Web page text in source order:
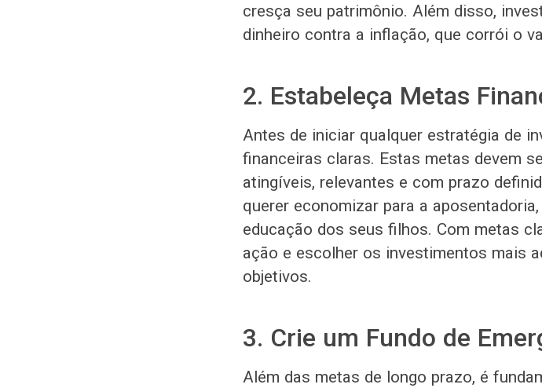
cresça seu patrimônio. Além disso,
dinheiro contra a inflação, que corrói o
2. Estabeleça Metas
Antes de iniciar qualquer estratégia de
financeiras claras. Estas metas devem
atingíveis, relevantes e com prazo
querer economizar para a
educação dos seus filhos. Com metas
ação e escolher os investimentos mais
objetivos.
3. Crie um Fundo de
Além das metas de longo prazo, é